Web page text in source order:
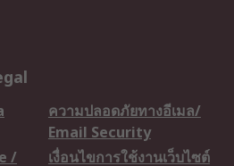
ความปลอดภัยทางอีเมล/
Email Security
/
เงื่อนไขการใช้งานเว็บไซต์